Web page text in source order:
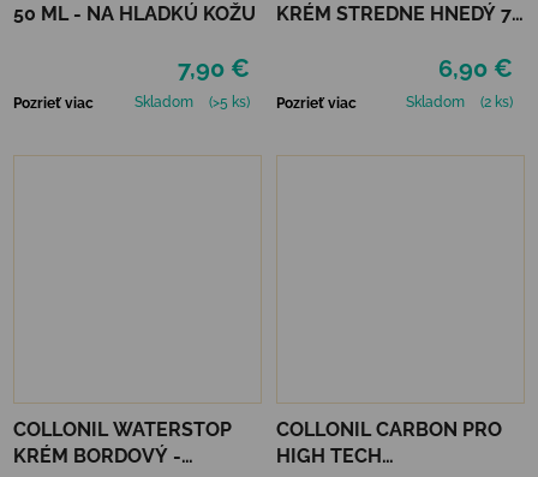
50 ML - NA HLADKÚ KOŽU
7,90 €
Pozrieť viac Skladom (>5 ks)
KRÉM STREDNE HNEDÝ 75
6,90 €
Pozrieť viac Skladom (2 ks)
COLLONIL WATERSTOP
KRÉM BORDOVÝ -
COLLONIL CARBON PRO
HIGH TECH